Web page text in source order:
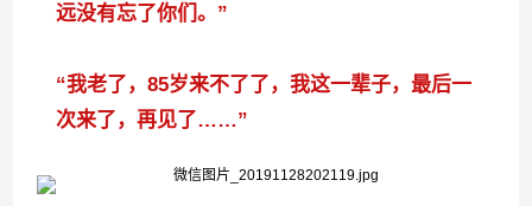
远没有忘了你们。”
“我老了，85岁来不了了，我这一辈子，最后一
次来了，再见了……”